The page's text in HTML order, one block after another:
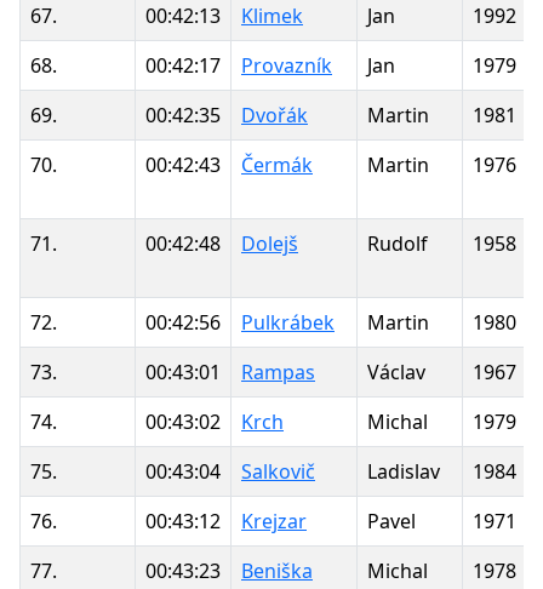
67.
00:42:13 Klimek Jan
1992
68.
00:42:17 Provazník Jan
1979
69.
00:42:35 Dvořák Martin
1981
70.
00:42:43 Čermák Martin 1976
71. 00:42:48 Dolejš Rudolf 1958
72. 00:42:56 Pulkrábek Martin
1980
73.
00:43:01 Rampas Václav
1967
74.
00:43:02 Krch Michal
1979
75.
00:43:04 Salkovič Ladislav
1984
76.
00:43:12 Krejzar Pavel
1971
77.
00:43:23 Beniška Michal
1978